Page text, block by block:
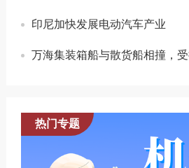
印尼加快发展电动汽车产业
万海集装箱船与散货船相撞，
热门专题